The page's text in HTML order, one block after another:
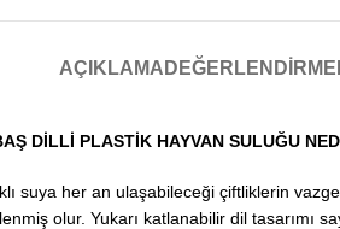
AÇIKLAMA
DİLLİ PLASTİK HAYVAN SULUĞU
suya her an ulaşabileceği çiftliklerin
olur. Yukarı katlanabilir dil tasarımı